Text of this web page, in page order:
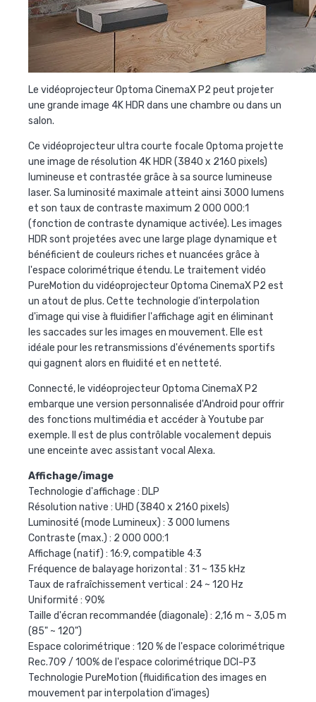
Le vidéoprojecteur Optoma CinemaX P2 peut projeter
une grande image 4K HDR dans une chambre ou dans un
salon.
Ce vidéoprojecteur ultra courte focale Optoma projette
une image de résolution 4K HDR (3840 x 2160 pixels)
lumineuse et contrastée grâce à sa source lumineuse
laser. Sa luminosité maximale atteint ainsi 3000 lumens
et son taux de contraste maximum 2 000 000:1
(fonction de contraste dynamique activée). Les images
HDR sont projetées avec une large plage dynamique et
bénéficient de couleurs riches et nuancées grâce à
l'espace colorimétrique étendu. Le traitement vidéo
PureMotion du vidéoprojecteur Optoma CinemaX P2 est
un atout de plus. Cette technologie d'interpolation
d'image qui vise à fluidifier l'affichage agit en éliminant
les saccades sur les images en mouvement. Elle est
idéale pour les retransmissions d'événements sportifs
qui gagnent alors en fluidité et en netteté.
Connecté, le vidéoprojecteur Optoma CinemaX P2
embarque une version personnalisée d'Android pour offrir
des fonctions multimédia et accéder à Youtube par
exemple. Il est de plus contrôlable vocalement depuis
une enceinte avec assistant vocal Alexa.
Affichage/image
Technologie d'affichage : DLP
Résolution native : UHD (3840 x 2160 pixels)
Luminosité (mode Lumineux) : 3 000 lumens
Contraste (max.) : 2 000 000:1
Affichage (natif) : 16:9, compatible 4:3
Fréquence de balayage horizontal : 31 ~ 135 kHz
Taux de rafraîchissement vertical : 24 ~ 120 Hz
Uniformité : 90%
Taille d'écran recommandée (diagonale) : 2,16 m ~ 3,05 m
(85" ~ 120")
Espace colorimétrique : 120 % de l'espace colorimétrique
Rec.709 / 100% de l'espace colorimétrique DCI-P3
Technologie PureMotion (fluidification des images en
mouvement par interpolation d'images)